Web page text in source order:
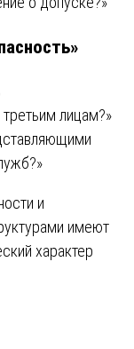
лицам?»
и
имеют
характер